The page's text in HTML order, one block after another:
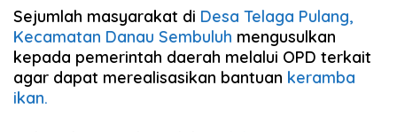
Sejumlah masyarakat di Desa Telaga Pulang,
Kecamatan Danau Sembuluh mengusulkan
kepada pemerintah daerah melalui OPD terkait
agar dapat merealisasikan bantuan keramba
ikan.